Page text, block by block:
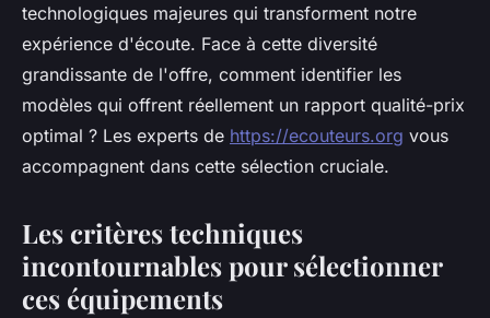
technologiques majeures qui transforment notre
expérience d'écoute. Face à cette diversité
grandissante de l'offre, comment identifier les
modèles qui offrent réellement un rapport qualité-prix
optimal ? Les experts de https://ecouteurs.org vous
accompagnent dans cette sélection cruciale.
Les critères techniques
incontournables pour sélectionner
ces équipements